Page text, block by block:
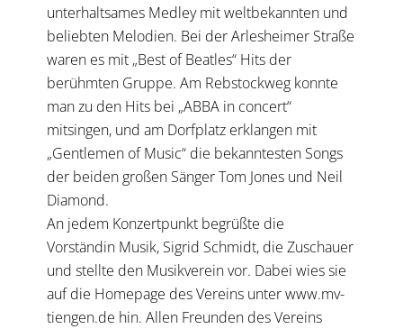
unterhaltsames Medley mit weltbekannten und
beliebten Melodien. Bei der Arlesheimer Straße
waren es mit „Best of Beatles“ Hits der
berühmten Gruppe. Am Rebstockweg konnte
man zu den Hits bei „ABBA in concert“
mitsingen, und am Dorfplatz erklangen mit
„Gentlemen of Music“ die bekanntesten Songs
der beiden großen Sänger Tom Jones und Neil
Diamond.
An jedem Konzertpunkt begrüßte die
Vorständin Musik, Sigrid Schmidt, die Zuschauer
und stellte den Musikverein vor. Dabei wies sie
auf die Homepage des Vereins unterwww.mv-
tiengen.de hin. Allen Freunden des Vereins